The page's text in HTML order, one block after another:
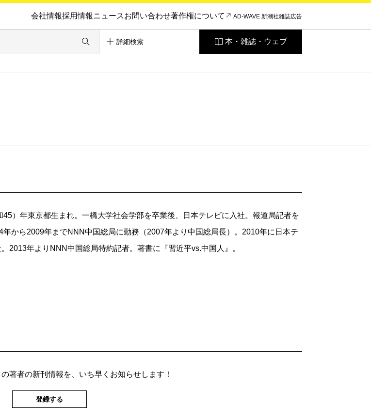
会社情報採用情報ニュースお問い合わせ著作権について AD-WAVE 新潮社雑誌広告
詳細検索 本・雑誌・ウェブ
45）年東京都生まれ。一橋大学社会学部を卒業後、日本テレビに入社。報道局記者を
年から2009年までNNN中国総局に勤務（2007年より中国総局長）。2010年に日本テ
2013年よりNNN中国総局特約記者。著書に『習近平vs.中国人』。
著者の新刊情報を、いち早くお知らせします！
登録する